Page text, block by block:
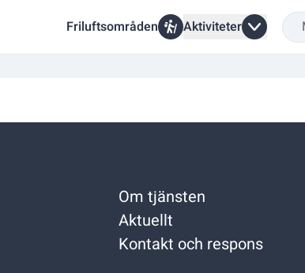
Friluftsområden Aktiviteter
Om tjänsten
Aktuellt
Kontakt och respons